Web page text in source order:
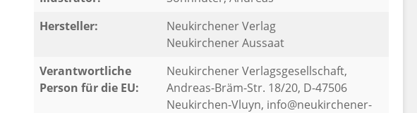
Hersteller:
Neukirchener Verlag
Neukirchener Aussaat
Verantwortliche
Person für die EU:
Neukirchener Verlagsgesellschaft,
Andreas-Bräm-Str. 18/20, D-47506
Neukirchen-Vluyn, info@neukirchener-